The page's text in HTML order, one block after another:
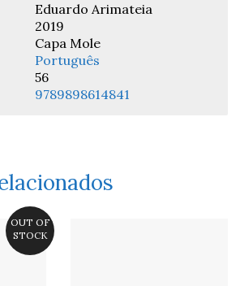
Eduardo Arimateia
2019
Capa Mole
Português
56
9789898614841
OUT OF
STOCK